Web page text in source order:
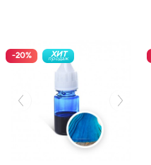
-20% ХИТ
продаж